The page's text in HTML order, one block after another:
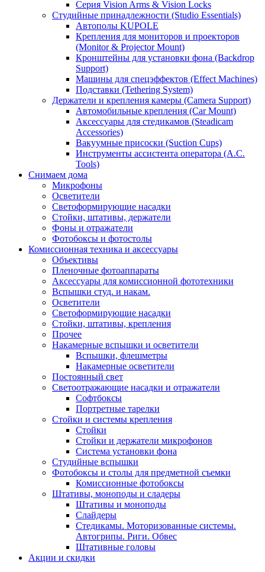
Серия Vision Arms & Vision Locks
Студийные принадлежности (Studio Essentials)
Автополы KUPOLE
Крепления для мониторов и проекторов
(Monitor & Projector Mount)
Кронштейны для установки фона (Backdrop
Support)
Машины для спецэффектов (Effect Machines)
Подставки (Tethering System)
Держатели и крепления камеры (Camera Support)
Автомобильные крепления (Car Mount)
Аксессуары для стедикамов (Steadicam
Accessories)
Вакуумные присоски (Suction Cups)
Инструменты ассистента оператора (A.C.
Tools)
Снимаем дома
Микрофоны
Осветители
Светоформирующие насадки
Стойки, штативы, держатели
Фоны и отражатели
Фотобоксы и фотостолы
Комиссионная техника и аксессуары
Объективы
Пленочные фотоаппараты
Аксессуары для комиссионной фототехники
Вспышки студ. и накам.
Осветители
Светоформирующие насадки
Стойки, штативы, крепления
Прочее
Накамерные вспышки и осветители
Вспышки, флешметры
Накамерные осветители
Постоянный свет
Светоотражающие насадки и отражатели
Софтбоксы
Портретные тарелки
Стойки и системы крепления
Стойки
Стойки и держатели микрофонов
Система установки фона
Студийные вспышки
Фотобоксы и столы для предметной съемки
Комиссионные фотобоксы
Штативы, моноподы и сладеры
Штативы и моноподы
Слайдеры
Стедикамы. Моторизованные системы.
Автогрипы. Риги. Обвес
Штативные головы
Акции и скидки